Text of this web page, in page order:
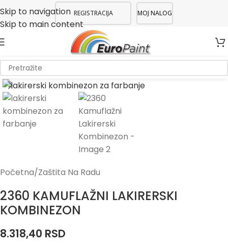
Skip to navigation
Skip to main content
REGISTRACIJA MOJ NALOG
Početna/Zaštita Na Radu
2360 KAMUFLAŽNI LAKIRERSKI
KOMBINEZON
8.318,40 RSD